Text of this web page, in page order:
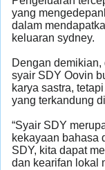
yang
dalam
keluaran sydney.
Dengan demikian,
syair SDY Oovin
karya sastra,
yang terkandung
“Syair SDY
kekayaan bahasa
SDY, kita dapat
dan kearifan lokal